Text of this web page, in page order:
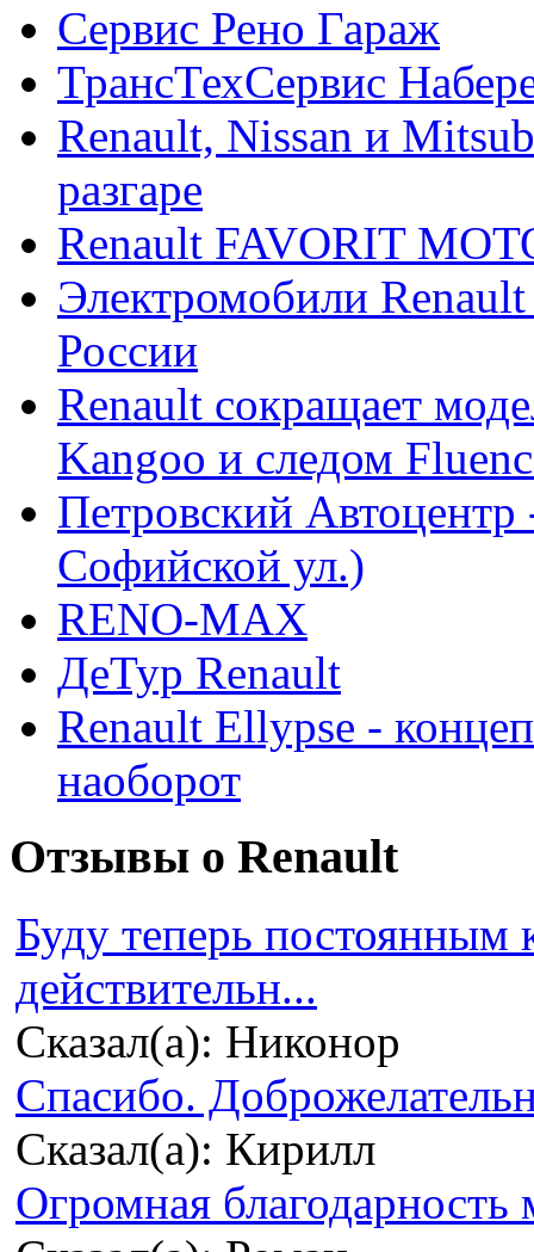
Сервис Рено Гараж
ТрансТехСервис
Renault, Nissan и
разгаре
Renault FAVORIT
Электромобили
России
Renault сокращает
Kangoo и следом
Петровский
Софийской ул.)
RENO-MAX
ДеТур Renault
Renault Ellypse -
наоборот
Отзывы о Renault
Буду теперь
действительн...
Сказал(а): Никонор
Спасибо.
Сказал(а): Кирилл
Огромная благодарность